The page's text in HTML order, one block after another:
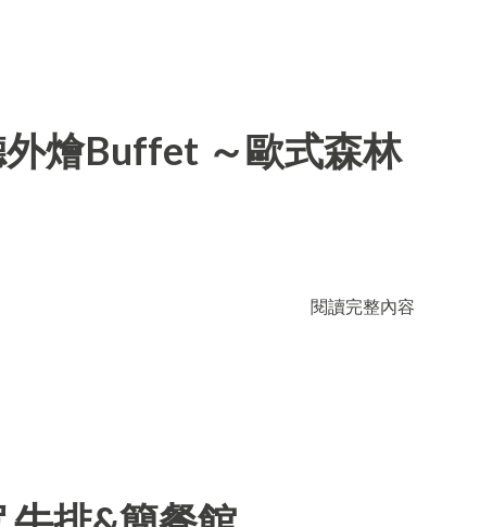
外燴Buffet ～歐式森林
閱讀完整內容